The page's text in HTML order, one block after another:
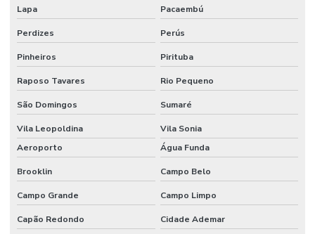
Empresa de reforma comercial
Empresa de reforma de condominio
Empresa de reforma industrial campinas
Empresa de reforma industrial e comercial
Empresa de reformas e construções
Empresas de gerenciamento de projetos e obras
Empresas de projetos de engenharia sp
Lapa Pacaembú
Perdizes Perús
Pinheiros Pirituba
Raposo Tavares Rio Pequeno
São Domingos Sumaré
Vila Leopoldina
Vila Sonia
Aeroporto
Água Funda
Brooklin Campo Belo
Campo Grande Campo Limpo
Capão Redondo Cidade Ademar